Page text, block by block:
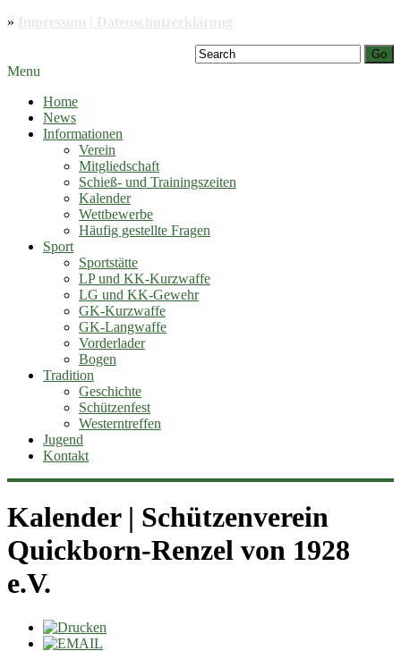
»
Go
Menu
Home
News
Informationen
Verein
Mitgliedschaft
Schieß- und Trainingszeiten
Kalender
Wettbewerbe
Häufig gestellte Fragen
Sport
Sportstätte
LP und KK-Kurzwaffe
LG und KK-Gewehr
GK-Kurzwaffe
GK-Langwaffe
Vorderlader
Bogen
Tradition
Geschichte
Schützenfest
Westerntreffen
Jugend
Kontakt
Kalender | Schützenverein
Quickborn-Renzel von 1928
e.V.